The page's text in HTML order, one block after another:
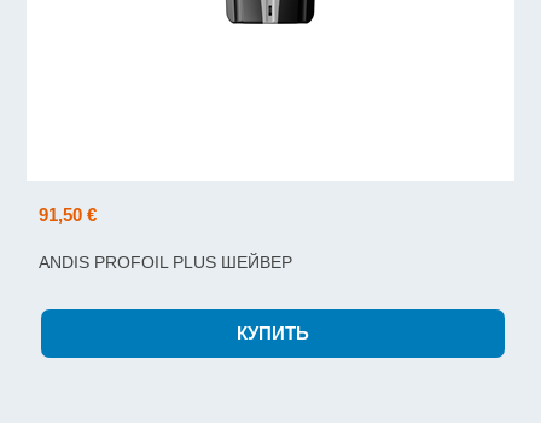
91,50 €
ANDIS PROFOIL PLUS ШЕЙВЕР